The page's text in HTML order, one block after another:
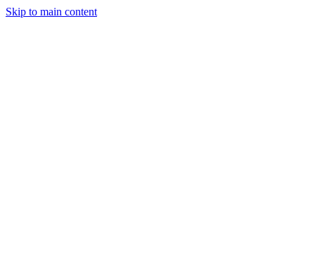
Skip to main content